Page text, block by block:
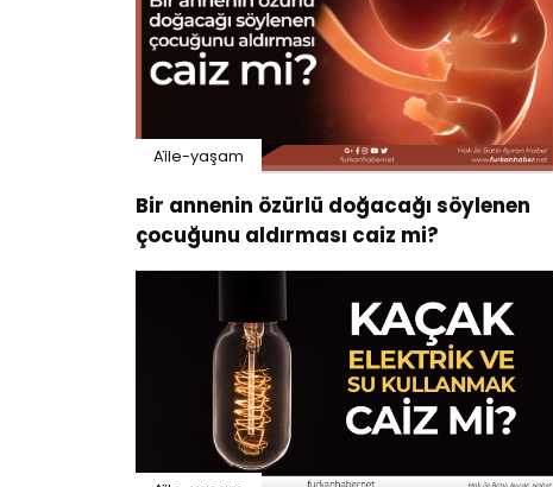
Ai̇le-yaşam
Bir annenin özürlü doğacağı söylenen
çocuğunu aldırması caiz mi?